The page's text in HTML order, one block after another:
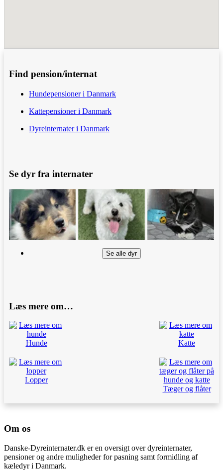
Find pension/internat
Hundepensioner i Danmark
Kattepensioner i Danmark
Dyreinternater i Danmark
Se dyr fra internater
Se alle dyr
Læs mere om…
Hunde Katte
Lopper
Tæger og flåter
Om os
Danske-Dyreinternater.dk er en oversigt over dyreinternater,
pensioner og andre muligheder for pasning samt formidling af
kæledyr i Danmark.